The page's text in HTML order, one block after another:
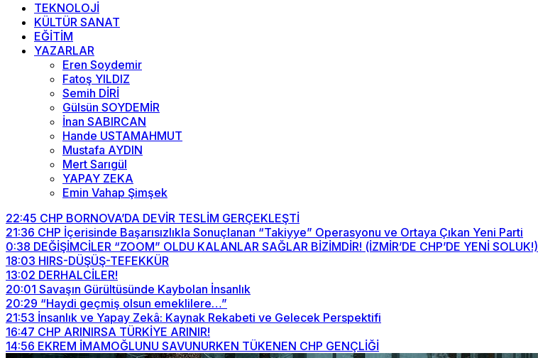
TEKNOLOJİ
KÜLTÜR SANAT
EĞİTİM
YAZARLAR
Eren Soydemir
Fatoş YILDIZ
Semih DİRİ
Gülsün SOYDEMİR
İnan SABIRCAN
Hande USTAMAHMUT
Mustafa AYDIN
Mert Sarıgül
YAPAY ZEKA
Emin Vahap Şimşek
22:45 CHP BORNOVA’DA DEVİR TESLİM GERÇEKLEŞTİ
21:36 CHP İçerisinde Başarısızlıkla Sonuçlanan “Takiyye” Operasyonu ve Ortaya Çıkan Yeni Parti
0:38 DEĞİŞİMCİLER “ZOOM” OLDU KALANLAR SAĞLAR BİZİMDİR! (İZMİR’DE CHP’DE YENİ SOLUK!)
18:03 HIRS-DÜŞÜŞ-TEFEKKÜR
13:02 DERHALCİLER!
20:01 Savaşın Gürültüsünde Kaybolan İnsanlık
20:29 “Haydi geçmiş olsun emeklilere…”
21:53 İnsanlık ve Yapay Zekâ: Kaynak Rekabeti ve Gelecek Perspektifi
16:47 CHP ARINIRSA TÜRKİYE ARINIR!
14:56 EKREM İMAMOĞLUNU SAVUNURKEN TÜKENEN CHP GENÇLİĞİ